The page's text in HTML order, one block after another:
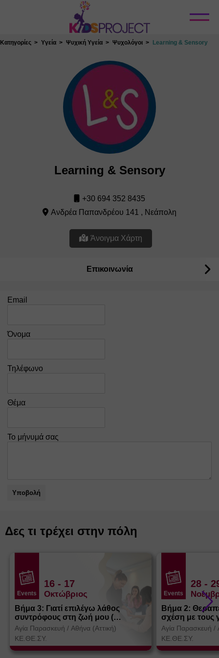
Κλείσιμο
Κατηγορίες Υγεία Ψυχική Υγεία Ψυχολόγοι Learning & Sensory
Learning & Sensory
+30 694 352 8435
Ανδρέα Παπανδρέου 141 , Νεάπολη
Άνοιγμα Χάρτη
Επικοινωνία
Email
Όνομα
Τηλέφωνο
Θέμα
Το μήνυμά σας
Υποβολή
Δες τι τρέχει στην πόλη
Events
16 - 17
Οκτώβριος
Βήμα 3: Γιατί επιλέγω λάθος
συντρόφους στη ζωή μου (
Θεσσαλονίκη)
Αγία Παρασκευή / Αθήνα (Αττική)
ΚΕ.ΘΕ.ΣΥ.
Events
28 -
Βήμα 2:
σχέση με τους
Αγία Παρασκευή /
ΚΕ.ΘΕ.ΣΥ.